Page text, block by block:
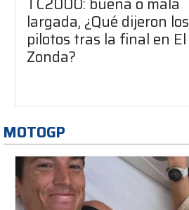
largada, ¿Qué dijeron los
pilotos tras la final en El
Zonda?
MOTOGP